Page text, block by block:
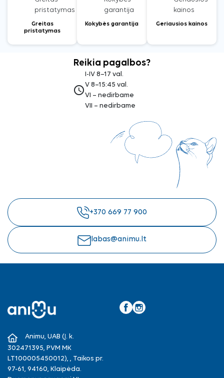
Greitas
pristatymas
Kokybės garantija Geriausios kainos
Reikia pagalbos?
access_time
I-IV 8–17 val.
V 8–15:45 val.
VI – nedirbame
VII – nedirbame
+370 669 77 900
labas@animu.lt
Animu, UAB (Į. k.
302471395, PVM MK
LT100005450012), , Taikos pr.
97-61, 94160, Klaipėda.